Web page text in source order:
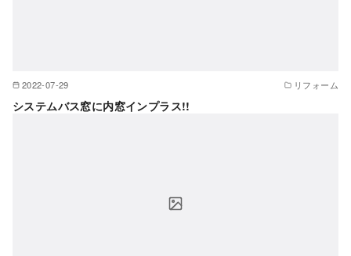
2022-07-29 リフォーム
システムバス窓に内窓インプラス!!